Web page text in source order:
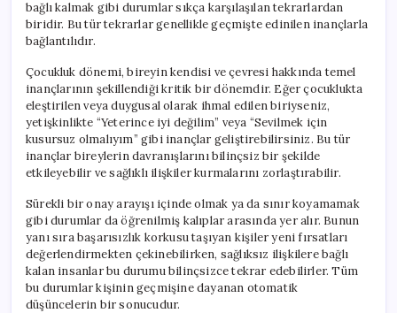
bağlı kalmak gibi durumlar sıkça karşılaşılan tekrarlardan
biridir. Bu tür tekrarlar genellikle geçmişte edinilen inançlarla
bağlantılıdır.
Çocukluk dönemi, bireyin kendisi ve çevresi hakkında temel
inançlarının şekillendiği kritik bir dönemdir. Eğer çocuklukta
eleştirilen veya duygusal olarak ihmal edilen biriyseniz,
yetişkinlikte “Yeterince iyi değilim” veya “Sevilmek için
kusursuz olmalıyım” gibi inançlar geliştirebilirsiniz. Bu tür
inançlar bireylerin davranışlarını bilinçsiz bir şekilde
etkileyebilir ve sağlıklı ilişkiler kurmalarını zorlaştırabilir.
Sürekli bir onay arayışı içinde olmak ya da sınır koyamamak
gibi durumlar da öğrenilmiş kalıplar arasında yer alır. Bunun
yanı sıra başarısızlık korkusu taşıyan kişiler yeni fırsatları
değerlendirmekten çekinebilirken, sağlıksız ilişkilere bağlı
kalan insanlar bu durumu bilinçsizce tekrar edebilirler. Tüm
bu durumlar kişinin geçmişine dayanan otomatik
düşüncelerin bir sonucudur.